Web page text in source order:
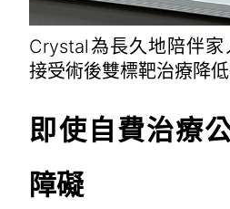
Crystal為長久地陪伴
接受術後雙標靶治療降
即使自費治療
障礙